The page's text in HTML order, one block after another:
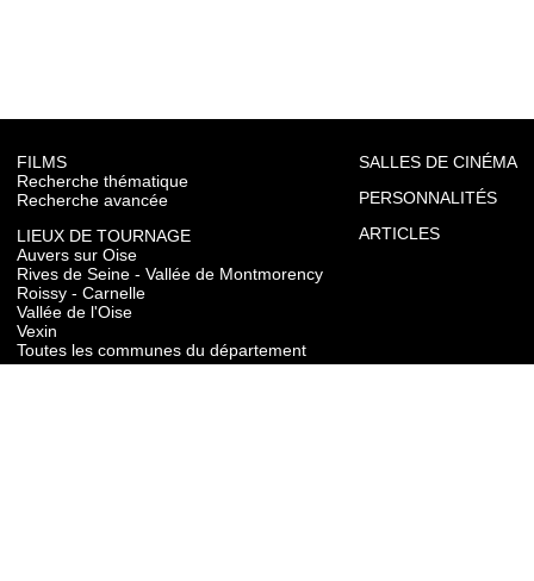
FILMS
Recherche thématique
Recherche avancée
LIEUX DE TOURNAGE
Auvers sur Oise
Rives de Seine - Vallée de Montmorency
Roissy - Carnelle
Vallée de l'Oise
Vexin
Toutes les communes du département
SALLES DE CINÉMA
PERSONNALITÉS
ARTICLES